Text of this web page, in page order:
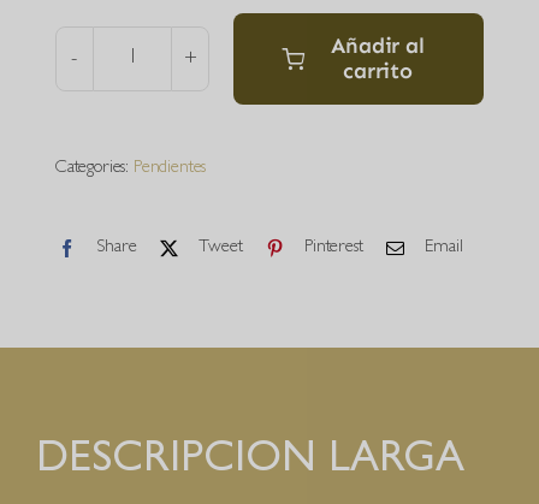
Añadir al
carrito
Categories: Pendientes
Share Tweet Pinterest Email
DESCRIPCION LARGA